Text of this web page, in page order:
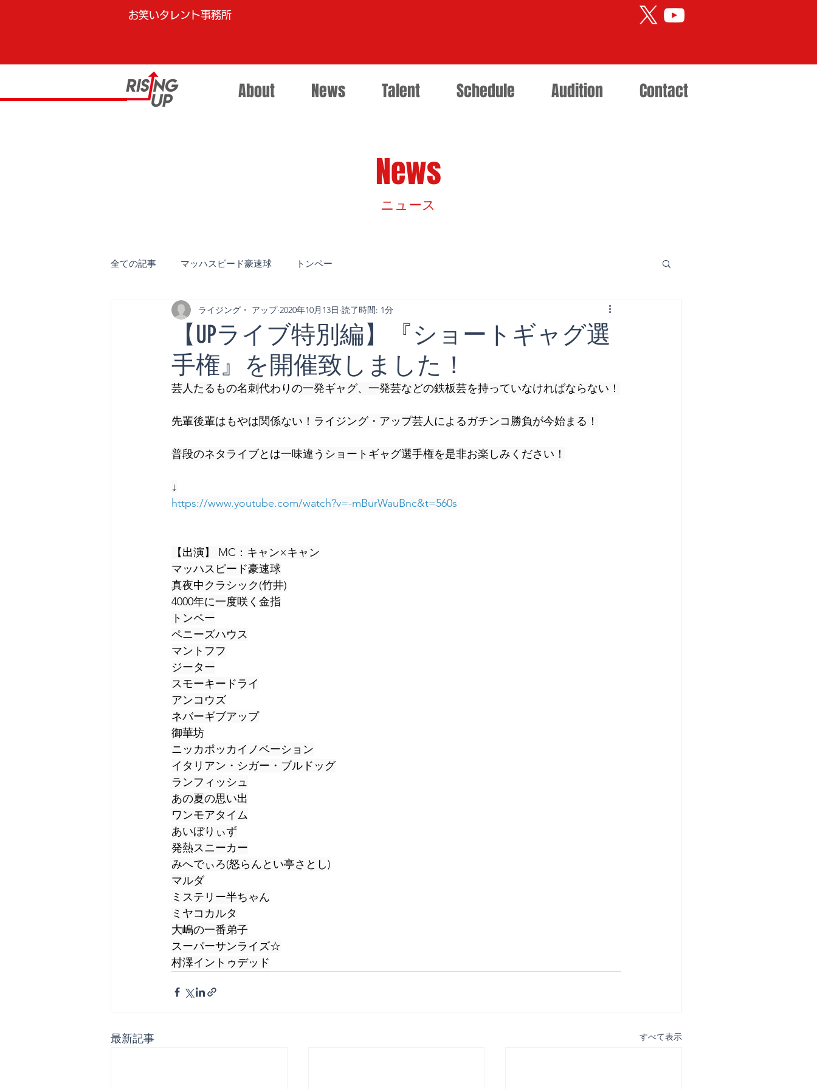
お笑いタレント事務所
About News Talent Schedule Audition Contact
News
​ニュース
全ての記事 マッハスピード豪速球 トンペー
【UPライブ特別編】『ショートギャグ選
手権』を開催致しました！
ライジング・ アップ 2020年10月13日 読了時間: 1分
芸人たるもの名刺代わりの一発ギャグ、一発芸などの鉄板芸を持っていなければならない！
先輩後輩はもやは関係ない！ライジング・アップ芸人によるガチンコ勝負が今始まる！
普段のネタライブとは一味違うショートギャグ選手権を是非お楽しみください！
↓
https://www.youtube.com/watch?v=-mBurWauBnc&t=560s
【出演】 MC：キャン×キャン
マッハスピード豪速球
真夜中クラシック(竹井)
4000年に一度咲く金指
トンペー
ペニーズハウス
マントフフ
ジーター
スモーキードライ
アンコウズ
ネバーギブアップ
御華坊
ニッカポッカイノベーション
イタリアン・シガー・ブルドッグ
ランフィッシュ
あの夏の思い出
ワンモアタイム
あいぼりぃず
発熱スニーカー
みへでぃろ(怒らんとい亭さとし)
マルダ
ミステリー半ちゃん
ミヤコカルタ
大嶋の一番弟子
スーパーサンライズ☆
村澤イントゥデッド
最新記事 すべて表示